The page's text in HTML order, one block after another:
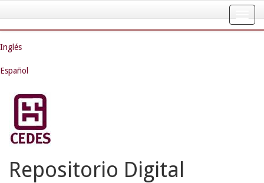
navigation
Inglés
Español
Repositorio Digital